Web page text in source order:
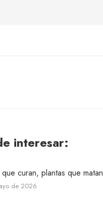
interesar:
que curan, plantas que matan
de 2026